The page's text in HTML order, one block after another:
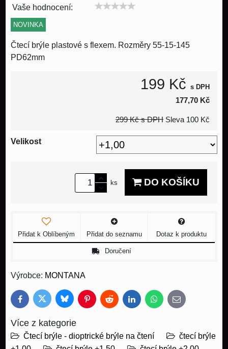
Vaše hodnocení:
NOVINKA
Čtecí brýle plastové s flexem. Rozměry 55-15-145
PD62mm
199 Kč s DPH
177,70 Kč
299 Kč s DPH Sleva 100 Kč
Velikost
ks DO KOŠÍKU
Přidat k Oblíbeným Přidat do seznamu Dotaz k produktu
Doručení
Výrobce: MONTANA
FacebookTwitter BlueskyPinterestReddit LinkedInWhatsApp
E-
mail
Více z kategorie
Čtecí brýle - dioptrické brýle na čtení
čtecí brýle